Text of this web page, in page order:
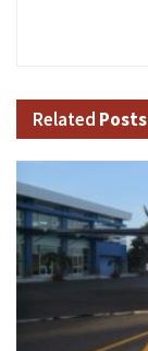
Related Posts